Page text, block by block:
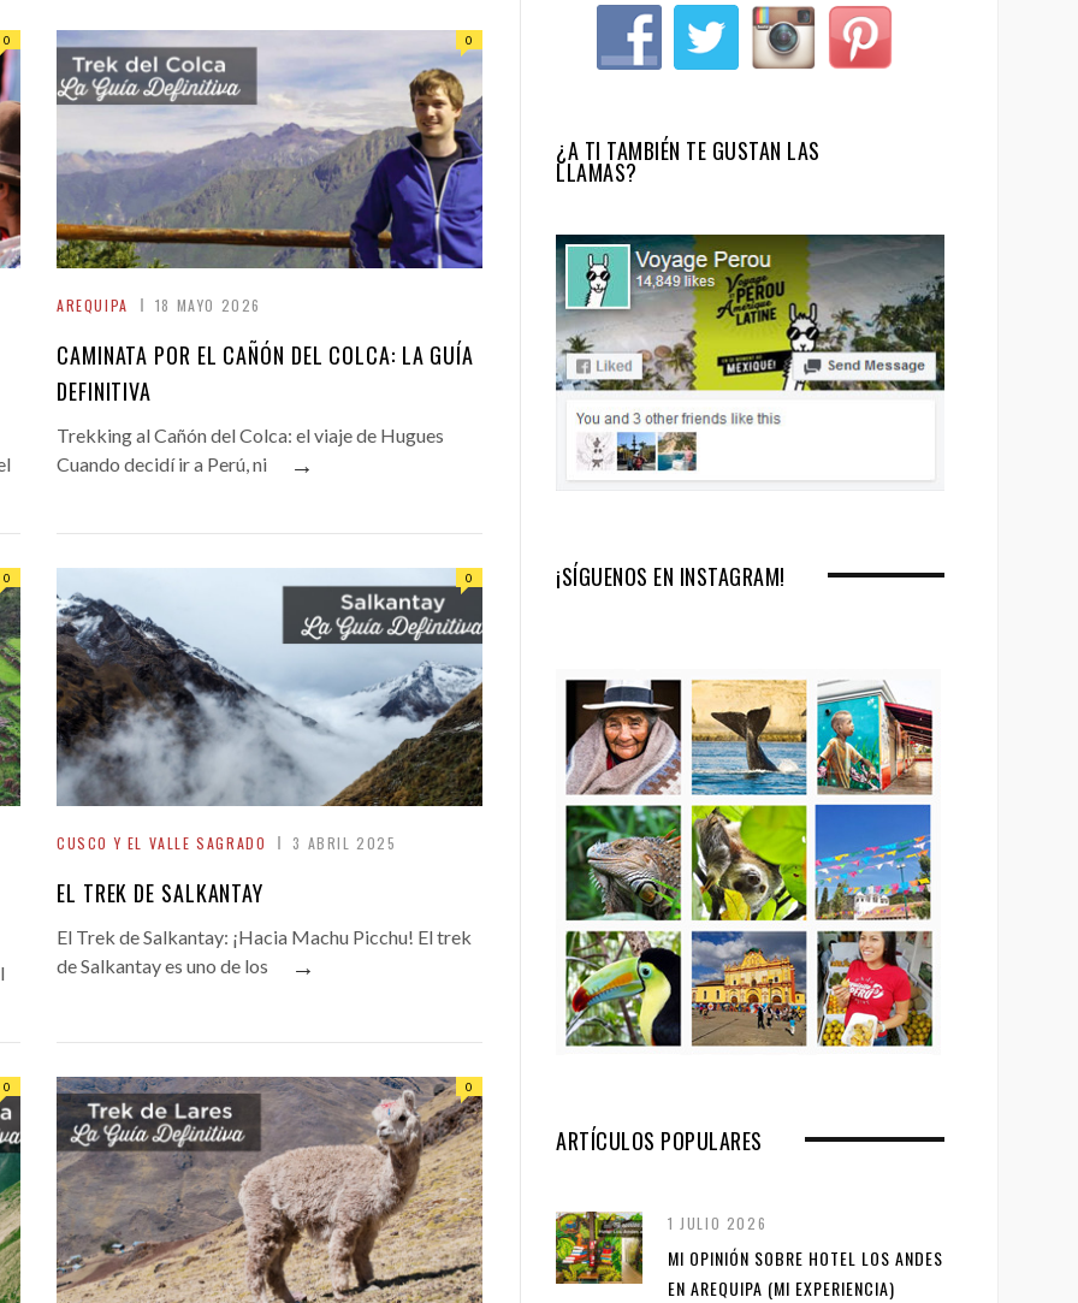
0
AREQUIPA 18 MAYO 2026
0
CAMINATA POR EL CAÑÓN DEL COLCA: LA GUÍA
DEFINITIVA
Trekking al Cañón del Colca: el viaje de Hugues
Cuando decidí ir a Perú, ni
→
0
CUSCO Y EL VALLE SAGRADO 3 ABRIL 2025
0
EL TREK DE SALKANTAY
El Trek de Salkantay: ¡Hacia Machu Picchu! El trek
de Salkantay es uno de los
→
0 0
¿A TI TAMBIÉN TE GUSTAN LAS
LLAMAS?
¡SÍGUENOS EN INSTAGRAM!
ARTÍCULOS POPULARES
1 JULIO 2026
MI OPINIÓN SOBRE HOTEL LOS ANDES
EN AREQUIPA (MI EXPERIENCIA)